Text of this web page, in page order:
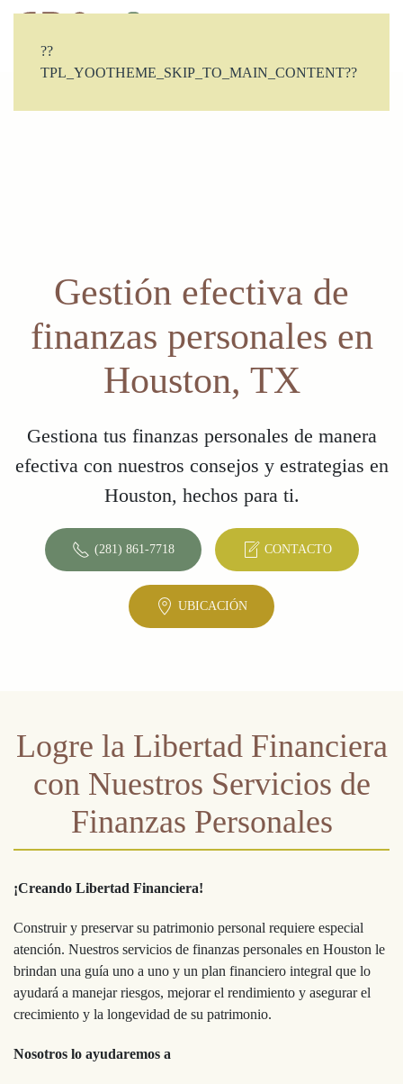
??
TPL_YOOTHEME_SKIP_TO_MAIN_CONTENT??
Gestión efectiva de
finanzas personales en
Houston, TX
Gestiona tus finanzas personales de manera
efectiva con nuestros consejos y estrategias en
Houston, hechos para ti.
(281) 861-7718 CONTACTO
UBICACIÓN
Logre la Libertad Financiera
con Nuestros Servicios de
Finanzas Personales
¡Creando Libertad Financiera!
Construir y preservar su patrimonio personal requiere especial
atención. Nuestros servicios de finanzas personales en Houston le
brindan una guía uno a uno y un plan financiero integral que lo
ayudará a manejar riesgos, mejorar el rendimiento y asegurar el
crecimiento y la longevidad de su patrimonio.
Nosotros lo ayudaremos a